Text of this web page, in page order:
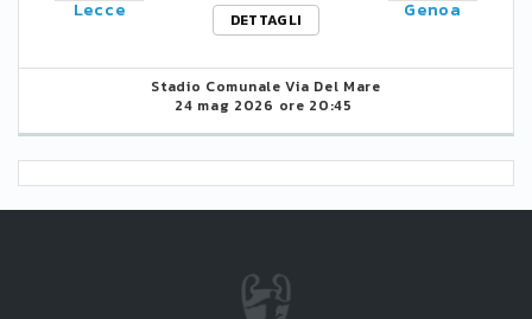
Lecce
DETTAGLI
Genoa
Stadio Comunale Via Del Mare
24 mag 2026 ore 20:45